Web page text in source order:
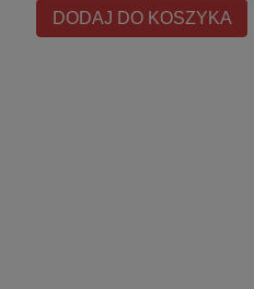
DODAJ DO KOSZYKA